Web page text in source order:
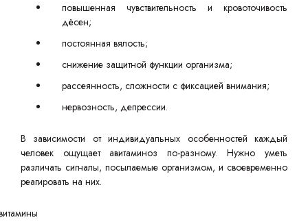
повышенная чувствительность и кровоточивость
дёсен;
постоянная вялость;
снижение защитной функции организма;
рассеянность, сложности с фиксацией внимания;
нервозность, депрессии.
В зависимости от индивидуальных особенностей каждый
человек ощущает авитаминоз по-разному. Нужно уметь
различать сигналы, посылаемые организмом, и своевременно
реагировать на них.